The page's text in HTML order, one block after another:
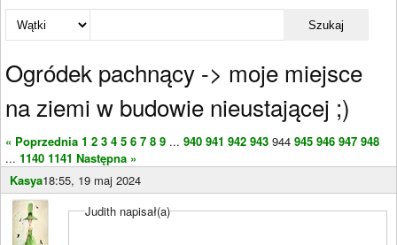
Szukaj
Ogródek pachnący -> moje miejsce
na ziemi w budowie nieustającej ;)
« Poprzednia 1 2 3 4 5 6 7 8 9 ... 940 941 942 943 944 945 946 947 948
... 1140 1141 Następna »
Kasya18:55, 19 maj 2024
Judith napisał(a)